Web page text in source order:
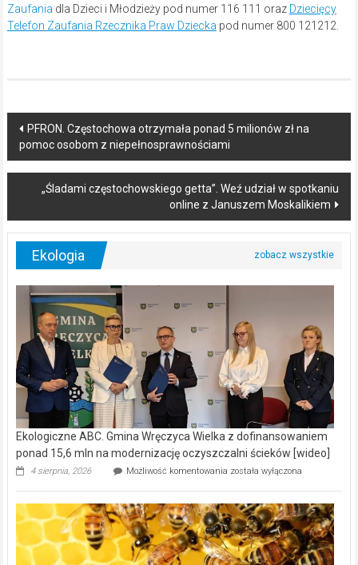
Zaufania dla Dzieci i Młodzieży pod numer 116 111 oraz Dziecięcy
Telefon Zaufania Rzecznika Praw Dziecka pod numer 800 121212.
Post
navigation
PFRON. Częstochowa otrzymała ponad 5 milionów zł na
pomoc osobom z niepełnosprawnościami
„Śladami częstochowskiego getta”. Weź udział w spotkaniu
online z Januszem Moskalikiem
Ekologia
Ekologiczne ABC. Gmina Wręczyca Wielka z dofinansowaniem
ponad 15,6 mln na modernizację oczyszczalni ścieków [wideo]
4 sierpnia, 2026 Możliwość komentowania Ekologiczne
Wręczyca
Wielka
z
dofinansowaniem
ponad
została wyłączona